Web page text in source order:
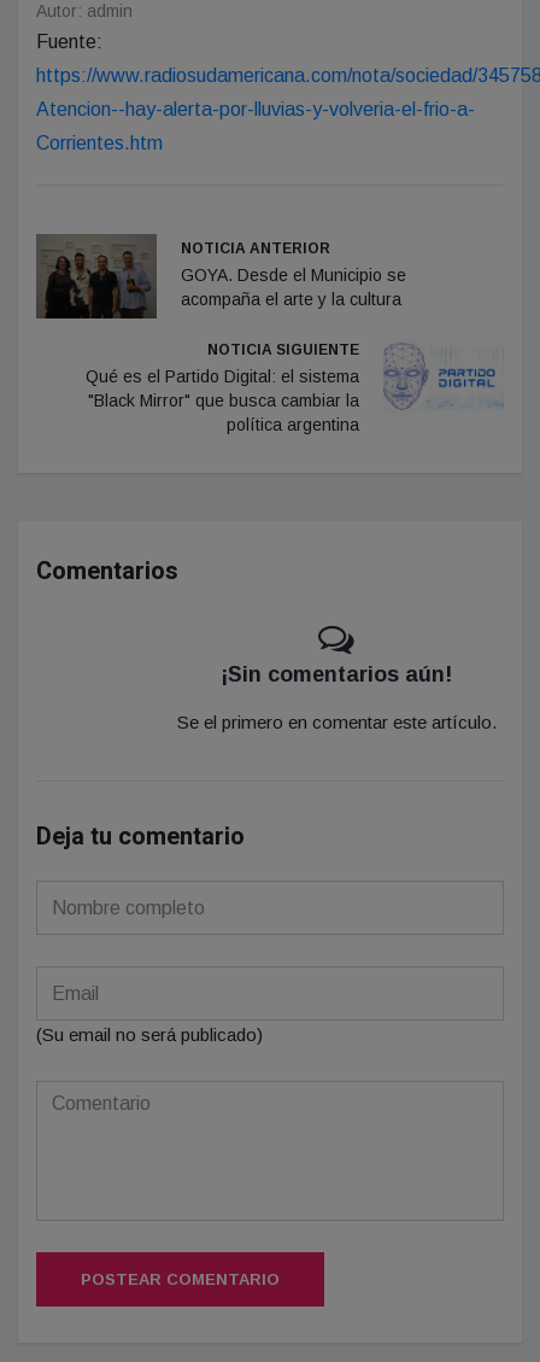
Autor: admin
Fuente:
https://www.radiosudamericana.com/nota/sociedad/
Atencion--hay-alerta-por-lluvias-y-volveria-el-frio-a-
Corrientes.htm
NOTICIA ANTERIOR
GOYA. Desde el Municipio se
acompaña el arte y la cultura
NOTICIA SIGUIENTE
Qué es el Partido Digital: el sistema
"Black Mirror" que busca cambiar la
política argentina
Comentarios
¡Sin comentarios aún!
Se el primero en comentar este artículo.
Deja tu comentario
(Su email no será publicado)
POSTEAR COMENTARIO